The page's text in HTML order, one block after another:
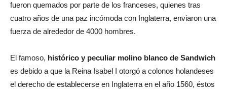
fueron quemados por parte de los franceses, quienes tras
cuatro años de una paz incómoda con Inglaterra, enviaron una
fuerza de alrededor de 4000 hombres.
El famoso, histórico y peculiar molino blanco de Sandwich
es debido a que la Reina Isabel I otorgó a colonos holandeses
el derecho de establecerse en Inglaterra en el año 1560, éstos